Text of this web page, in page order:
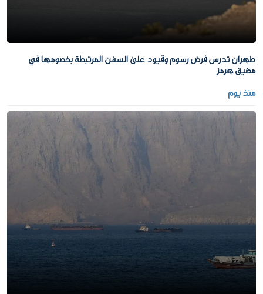
طهران تدرس فرض رسوم وقيود على السفن المرتبطة بخصومها في
مضيق هرمز
منذ يوم